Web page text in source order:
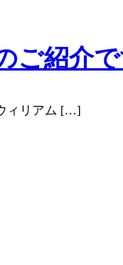
ご紹介で
ィリアム […]